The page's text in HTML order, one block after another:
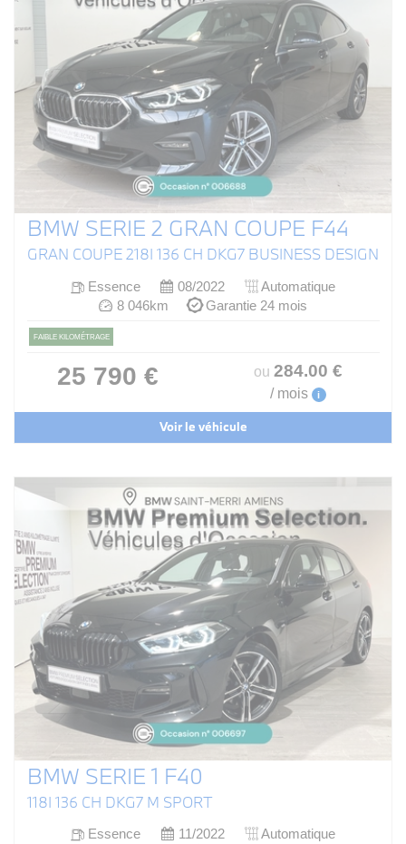
BMW SERIE 2 GRAN COUPE F44
GRAN COUPE 218I 136 CH DKG7 BUSINESS DESIGN
Essence 08/2022
Automatique
8 046km
Garantie 24 mois
FAIBLE KILOMÉTRAGE
25 790 € ou 284.00 €
/ mois i
Voir le véhicule
BMW SERIE 1 F40
118I 136 CH DKG7 M SPORT
Essence 11/2022
Automatique